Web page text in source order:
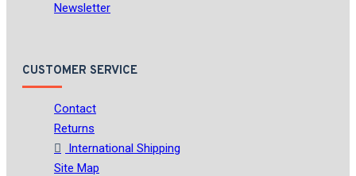
Newsletter
CUSTOMER SERVICE
Contact
Returns
International Shipping
Site Map